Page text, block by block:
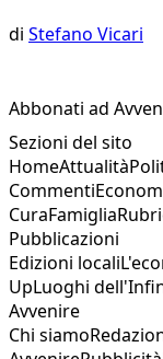
di Stefano Vicari
Abbonati ad
Sezioni del sito
HomeAttualità
Commenti
CuraFamiglia
Pubblicazioni
Edizioni locali
UpLuoghi
Avvenire
Chi siamo